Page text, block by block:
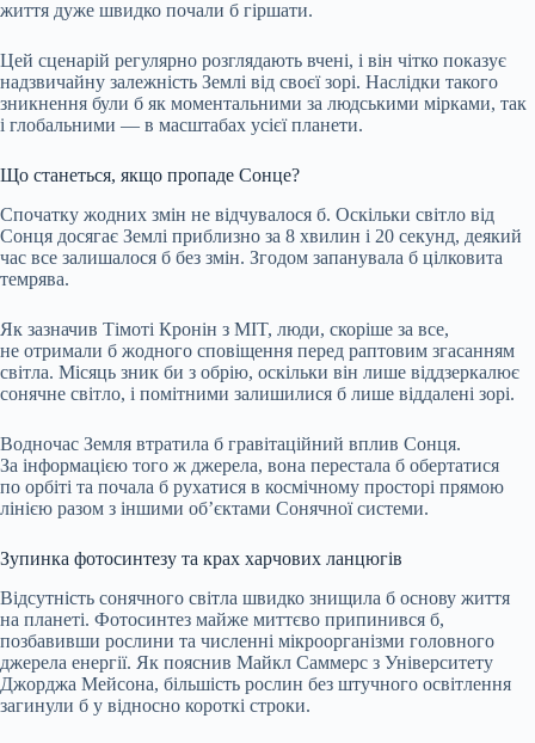
життя дуже швидко почали б гіршати.
Цей сценарій регулярно розглядають вчені, і він чітко показує
надзвичайну залежність Землі від своєї зорі. Наслідки такого
зникнення були б як моментальними за людськими мірками, так
і глобальними — в масштабах усієї планети.
Що станеться, якщо пропаде Сонце?
Спочатку жодних змін не відчувалося б. Оскільки світло від
Сонця досягає Землі приблизно за 8 хвилин і 20 секунд, деякий
час все залишалося б без змін. Згодом запанувала б цілковита
темрява.
Як зазначив Тімоті Кронін з MIT, люди, скоріше за все,
не отримали б жодного сповіщення перед раптовим згасанням
світла. Місяць зник би з обрію, оскільки він лише віддзеркалює
сонячне світло, і помітними залишилися б лише віддалені зорі.
Водночас Земля втратила б гравітаційний вплив Сонця.
За інформацією того ж джерела, вона перестала б обертатися
по орбіті та почала б рухатися в космічному просторі прямою
лінією разом з іншими об’єктами Сонячної системи.
Зупинка фотосинтезу та крах харчових ланцюгів
Відсутність сонячного світла швидко знищила б основу життя
на планеті. Фотосинтез майже миттєво припинився б,
позбавивши рослини та численні мікроорганізми головного
джерела енергії. Як пояснив Майкл Саммерс з Університету
Джорджа Мейсона, більшість рослин без штучного освітлення
загинули б у відносно короткі строки.